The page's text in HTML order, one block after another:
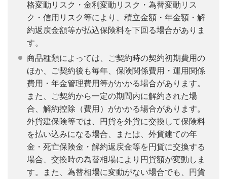
格変動リスク・金利変動リスク・為替変動リス
ク・信用リスク等により、積立金額・年金額・解
約返戻金額等が払込保険料を下回る場合がありま
す。
商品種類によっては、ご契約時の契約初期費用の
ほか、ご契約後も毎年、保険関係費用・運用関係
費用・年金管理費用等がかかる場合があります。
また、ご契約から一定の期間内に解約された場
合、解約控除（費用）がかかる場合があります。
外貨建保険等では、円貨を外貨に交換して保険料
を払い込みになる場合、または、外貨建ての年
金・死亡保険金・解約返戻金等を円貨に交換する
場合、交換時の為替相場により円貨額が変動しま
す。また、為替相場に変動がない場合でも、円貨